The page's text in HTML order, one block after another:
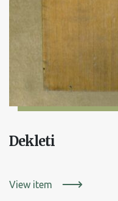
Dekleti
View item